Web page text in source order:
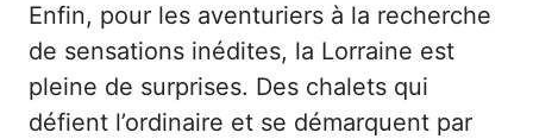
Enfin, pour les aventuriers à la recherche
de sensations inédites, la Lorraine est
pleine de surprises. Des chalets qui
défient l’ordinaire et se démarquent par